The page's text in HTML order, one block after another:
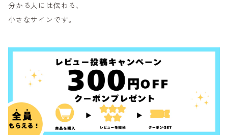
分かる人には伝わる、
小さなサインです。